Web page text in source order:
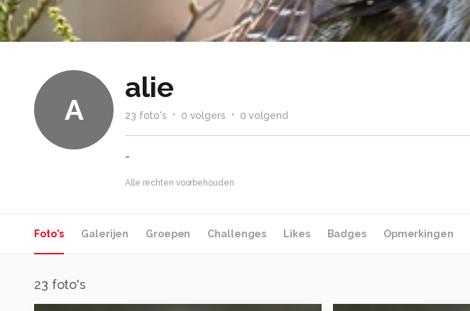
A
alie
23 foto's 0 volgers 0 volgend
-
Alle rechten voorbehouden
Foto's Galerijen Groepen Challenges Likes Badges Opmerkingen
23 foto's